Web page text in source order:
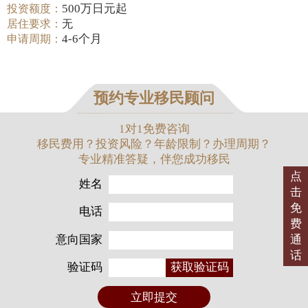
投资额度： 500万日元起
居住要求：无
申请周期：4-6个月
预约专业移民顾问
1对1免费咨询
移民费用？投资风险？年龄限制？办理周期？
专业精准答疑，伴您成功移民
姓名
电话
意向国家
验证码 获取验证码
立即提交
点
击
免
费
通
话